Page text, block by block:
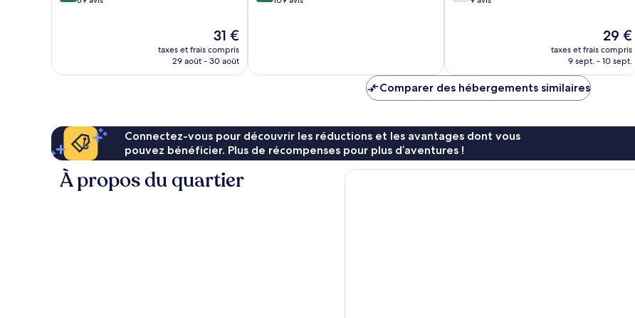
Le
nouveau
prix
31 €
taxes et frais compris
29 août - 30 août
Le
nouveau
prix
29 €
taxes et frais compris
9 sept. - 10 sept.
Comparer des hébergements similaires
Connectez-vous pour découvrir les réductions et les avantages dont vous
pouvez bénéficier. Plus de récompenses pour plus d’aventures !
À propos du quartier